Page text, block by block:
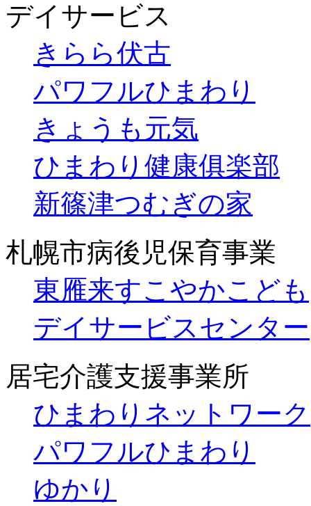
デイサービス
きらら伏古
パワフルひまわり
きょうも元気
ひまわり健康俱楽部
新篠津つむぎの家
札幌市病後児保育事業
東雁来すこやかこども
デイサービスセンター
居宅介護支援事業所
ひまわりネットワーク
パワフルひまわり
ゆかり